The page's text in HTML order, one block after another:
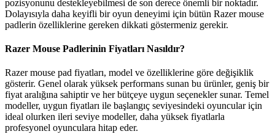
pozisyonunu destekleyebilmesi de son derece önemli bir noktadır.
Dolayısıyla daha keyifli bir oyun deneyimi için bütün Razer mouse
padlerin özelliklerine gereken dikkati göstermeniz gerekir.
Razer Mouse Padlerinin Fiyatları Nasıldır?
Razer mouse pad fiyatları, model ve özelliklerine göre değişiklik
gösterir. Genel olarak yüksek performans sunan bu ürünler, geniş bir
fiyat aralığına sahiptir ve her bütçeye uygun seçenekler sunar. Temel
modeller, uygun fiyatları ile başlangıç seviyesindeki oyuncular için
ideal olurken ileri seviye modeller, daha yüksek fiyatlarla
profesyonel oyunculara hitap eder.